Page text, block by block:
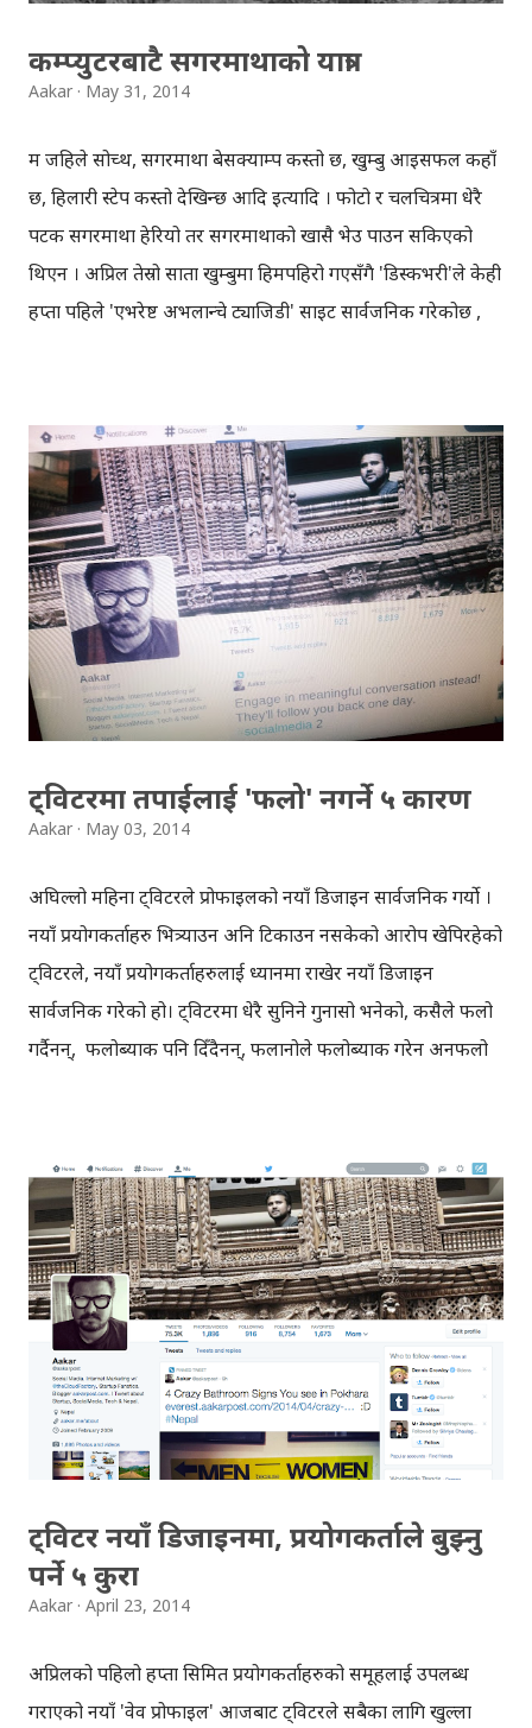
कम्प्युटरबाटै सगरमाथाको यात्रा
Aakar May 31, 2014
म जहिले सोच्थेँ, सगरमाथा बेसक्याम्प कस्तो छ, खुम्बु आइसफल कहाँ
छ, हिलारी स्टेप कस्तो देखिन्छ आदि इत्यादि । फोटो र चलचित्रमा धेरै
पटक सगरमाथा हेरियो तर सगरमाथाको खासै भेउ पाउन सकिएको
थिएन । अप्रिल तेस्रो साता खुम्बुमा हिमपहिरो गएसँगै 'डिस्कभरी'ले केही
हप्ता पहिले 'एभरेष्ट अभलान्चे ट्याजिडी' साइट सार्वजनिक गरेकोछ ,
हिलारी स्टेप हुँदै सगरमाथाको टुप्पामा पुगेर टुंगिन्छ । सगरमाथाको
टुप्पाबाट हिमालहरुको दृश्यावलोकन पनि मज्जाले गर्न सकिन्छ, सायद
यसै कारण पनि होला, सबैजना सगरमाथा चढ्न मरिहत्ते गरेका ।
साइटमा, खुम्बुमा गएको हिमपहिरोको पनि वर्णन गरिएकोछ,
ब्याकग्राउन्डमा मान्छेहरु बोलेको, अनि हिमालको चिसो स्याँठको
आवाजको अनुभव गर्नसकिन्छ, ट्रेकभरि नै । साइटको वाँया भागमा
उचाइको जानकारी देखिन्छ, बाटोलाई रातो धर्सोले देखाइएको छ ।
बेसक्याम्प देखि टुप्पासम्मको यात्रा कठिन रहेछ भन्नेकुरा डिस्कभरीको
थ्रिडी ट्रेक गरेपछि अनुभव भयो । खुम्बुमा गएको हिमपहिरो ...
ट्विटरमा तपाईलाई 'फलो' नगर्ने ५ कारण
Aakar May 03, 2014
अघिल्लो महिना ट्विटरले प्रोफाइलको नयाँ डिजाइन सार्वजनिक गर्यो ।
नयाँ प्रयोगकर्ताहरु भित्र्याउन अनि टिकाउन नसकेको आरोप खेपिरहेको
ट्विटरले, नयाँ प्रयोगकर्ताहरुलाई ध्यानमा राखेर नयाँ डिजाइन
सार्वजनिक गरेको हो। ट्विटरमा धेरै सुनिने गुनासो भनेको, कसैले फलो
गर्दैनन्, फलोब्याक पनि दिँदैनन्, फलानोले फलोब्याक गरेन अनफलो
भनेको फलो गर्नेलाई फलोब्याक गर्नैपर्छ भन्ने होइन । ट्विटर चलाउनेहरु
आ-आफ्नै रुची अनुसार ट्विटर चलाउने हुँदा, रुचीका विषयमा ट्विट
गर्नेहरुलाई प्राय: ले फलो गर्छन् । खासगरी नयाँ प्रयोगकर्ताहरुलाई
सुरुमा ट्विटरमा टिक्नको लागि आफ्नो साथी वा सर्कल बनाउनुपर्ने/
खोज्नुपर्ने हुन्छ । नयाँ प्रयोगकर्ताहरुले सुरुमा आफ्नो रुचीको विषय
ट्विट गर्ने, आफूलाई मन परेका थोरै व्यक्तिहरुलाई फलो गर्नुपर्छ र
उनीहरुसँग कुराकानी थाल्नुपर्छ । कुराकानी गर्दैगएपछि, तपाईले
पच्छ्याएकाले तपाईलाई फलोब्याक दिन्छन् (कुराकानी भन्नको मतलब
प्रसंगमा रहेर गरिएका कुराकानी)। ट्...
ट्विटर नयाँ डिजाइनमा, प्रयोगकर्ताले बुझ्नु
पर्ने ५ कुरा
Aakar April 23, 2014
अप्रिलको पहिलो हप्ता सिमित प्रयोगकर्ताहरुको समूहलाई उपलब्ध
गराएको नयाँ 'वेव प्रोफाइल' आजबाट ट्विटरले सबैका लागि खुल्ला